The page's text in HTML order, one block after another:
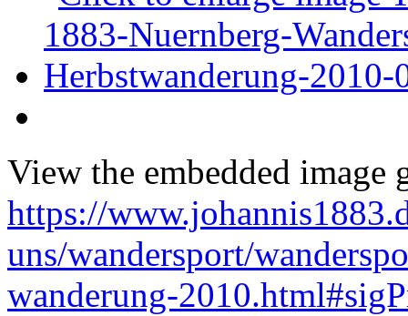
View the embedded image
https://
uns/wandersport/
wanderung-